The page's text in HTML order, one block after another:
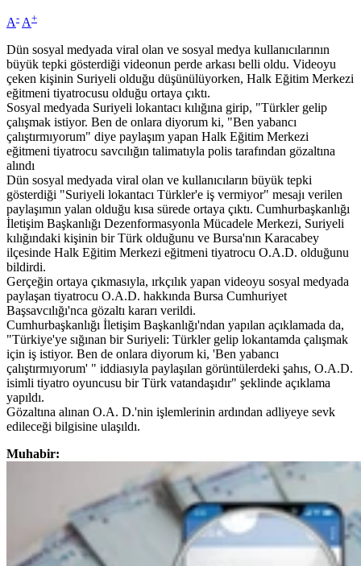
A- A+
Dün sosyal medyada viral olan ve sosyal medya kullanıcılarının
büyük tepki gösterdiği videonun perde arkası belli oldu. Videoyu
çeken kişinin Suriyeli olduğu düşünülüyorken, Halk Eğitim Merkezi
eğitmeni tiyatrocusu olduğu ortaya çıktı.
Sosyal medyada Suriyeli lokantacı kılığına girip, "Türkler gelip
çalışmak istiyor. Ben de onlara diyorum ki, "Ben yabancı
çalıştırmıyorum" diye paylaşım yapan Halk Eğitim Merkezi
eğitmeni tiyatrocu savcılığın talimatıyla polis tarafından gözaltına
alındı
Dün sosyal medyada viral olan ve kullanıcıların büyük tepki
gösterdiği "Suriyeli lokantacı Türkler'e iş vermiyor" mesajı verilen
paylaşımın yalan olduğu kısa sürede ortaya çıktı. Cumhurbaşkanlığı
İletişim Başkanlığı Dezenformasyonla Mücadele Merkezi, Suriyeli
kılığındaki kişinin bir Türk olduğunu ve Bursa'nın Karacabey
ilçesinde Halk Eğitim Merkezi eğitmeni tiyatrocu O.A.D. olduğunu
bildirdi.
Gerçeğin ortaya çıkmasıyla, ırkçılık yapan videoyu sosyal medyada
paylaşan tiyatrocu O.A.D. hakkında Bursa Cumhuriyet
Başsavcılığı'nca gözaltı kararı verildi.
Cumhurbaşkanlığı İletişim Başkanlığı'ndan yapılan açıklamada da,
"Türkiye'ye sığınan bir Suriyeli: Türkler gelip lokantamda çalışmak
için iş istiyor. Ben de onlara diyorum ki, 'Ben yabancı
çalıştırmıyorum' " iddiasıyla paylaşılan görüntülerdeki şahıs, O.A.D.
isimli tiyatro oyuncusu bir Türk vatandaşıdır" şeklinde açıklama
yapıldı.
Gözaltına alınan O.A. D.'nin işlemlerinin ardından adliyeye sevk
edileceği bilgisine ulaşıldı.
Muhabir: